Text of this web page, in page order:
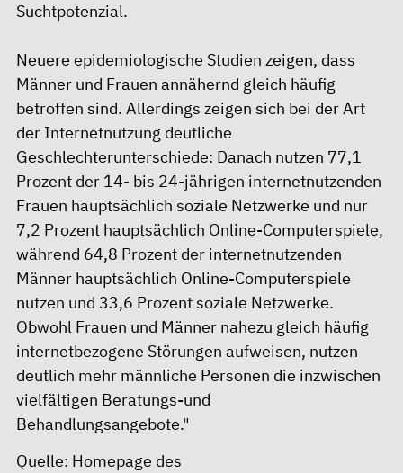
Suchtpotenzial.
Neuere epidemiologische Studien zeigen, dass
Männer und Frauen annähernd gleich häufig
betroffen sind. Allerdings zeigen sich bei der Art
der Internetnutzung deutliche
Geschlechterunterschiede: Danach nutzen 77,1
Prozent der 14- bis 24-jährigen internetnutzenden
Frauen hauptsächlich soziale Netzwerke und nur
7,2 Prozent hauptsächlich Online-Computerspiele,
während 64,8 Prozent der internetnutzenden
Männer hauptsächlich Online-Computerspiele
nutzen und 33,6 Prozent soziale Netzwerke.
Obwohl Frauen und Männer nahezu gleich häufig
internetbezogene Störungen aufweisen, nutzen
deutlich mehr männliche Personen die inzwischen
vielfältigen Beratungs-und
Behandlungsangebote."
Quelle: Homepage des